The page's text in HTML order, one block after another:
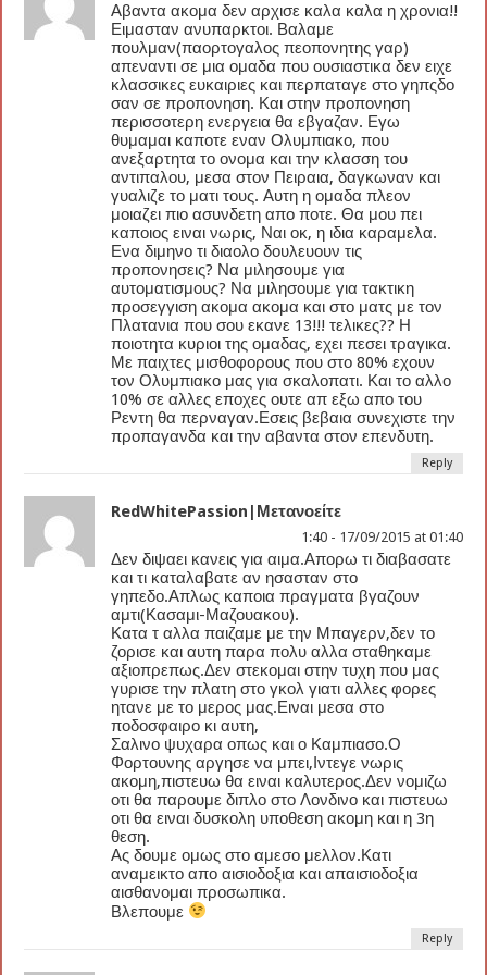
Αβαντα ακομα δεν αρχισε καλα καλα η χρονια!!
Ειμασταν ανυπαρκτοι. Βαλαμε
πουλμαν(παορτογαλος πεοπονητης γαρ)
απεναντι σε μια ομαδα που ουσιαστικα δεν ειχε
κλασσικες ευκαιριες και περπαταγε στο γηπςδο
σαν σε προπονηση. Και στην προπονηση
περισσοτερη ενεργεια θα εβγαζαν. Εγω
θυμαμαι καποτε εναν Ολυμπιακο, που
ανεξαρτητα το ονομα και την κλασση του
αντιπαλου, μεσα στον Πειραια, δαγκωναν και
γυαλιζε το ματι τους. Αυτη η ομαδα πλεον
μοιαζει πιο ασυνδετη απο ποτε. Θα μου πει
καποιος ειναι νωρις, Ναι οκ, η ιδια καραμελα.
Ενα διμηνο τι διαολο δουλευουν τις
προπονησεις? Να μιλησουμε για
αυτοματισμους? Να μιλησουμε για τακτικη
προσεγγιση ακομα ακομα και στο ματς με τον
Πλατανια που σου εκανε 13!!! τελικες?? Η
ποιοτητα κυριοι της ομαδας, εχει πεσει τραγικα.
Με παιχτες μισθοφορους που στο 80% εχουν
τον Ολυμπιακο μας για σκαλοπατι. Και το αλλο
10% σε αλλες εποχες ουτε απ εξω απο του
Ρεντη θα περναγαν.Εσεις βεβαια συνεχιστε την
προπαγανδα και την αβαντα στον επενδυτη.
Reply
RedWhitePassion|Μετανοείτε
1:40 - 17/09/2015 at 01:40
Δεν διψαει κανεις για αιμα.Απορω τι διαβασατε
και τι καταλαβατε αν ησασταν στο
γηπεδο.Απλως καποια πραγματα βγαζουν
αμτι(Κασαμι-Μαζουακου).
Κατα τ αλλα παιζαμε με την Μπαγερν,δεν το
ζορισε και αυτη παρα πολυ αλλα σταθηκαμε
αξιοπρεπως.Δεν στεκομαι στην τυχη που μας
γυρισε την πλατη στο γκολ γιατι αλλες φορες
ητανε με το μερος μας.Ειναι μεσα στο
ποδοσφαιρο κι αυτη,
Σαλινο ψυχαρα οπως και ο Καμπιασο.Ο
Φορτουνης αργησε να μπει,Ιντεγε νωρις
ακομη,πιστευω θα ειναι καλυτερος.Δεν νομιζω
οτι θα παρουμε διπλο στο Λονδινο και πιστευω
οτι θα ειναι δυσκολη υποθεση ακομη και η 3η
θεση.
Ας δουμε ομως στο αμεσο μελλον.Κατι
αναμεικτο απο αισιοδοξια και απαισιοδοξια
αισθανομαι προσωπικα.
Βλεπουμε
Reply